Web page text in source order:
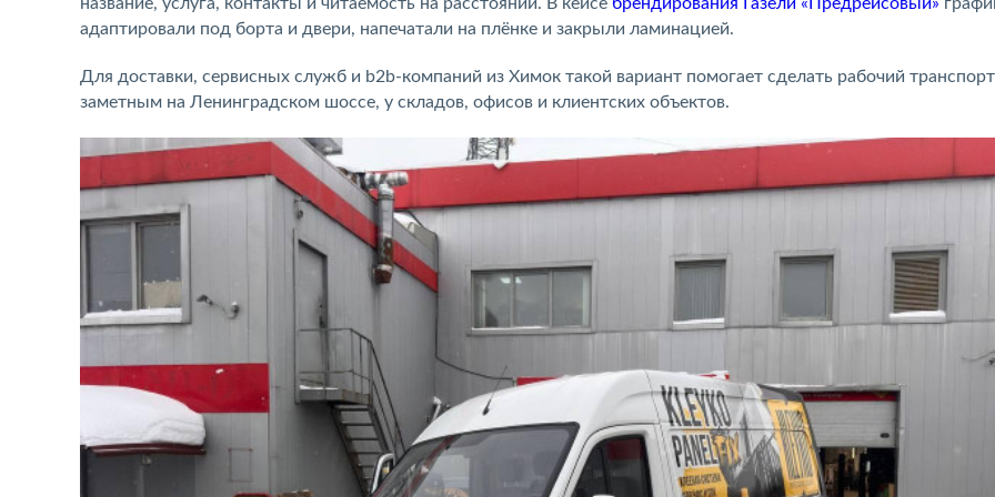
адаптировали под борта и двери, напечатали на плёнке и закрыли ламинацией.
Для доставки, сервисных служб и b2b-компаний из Химок такой вариант помогает сделать рабочий транспорт
заметным на Ленинградском шоссе, у складов, офисов и клиентских объектов.